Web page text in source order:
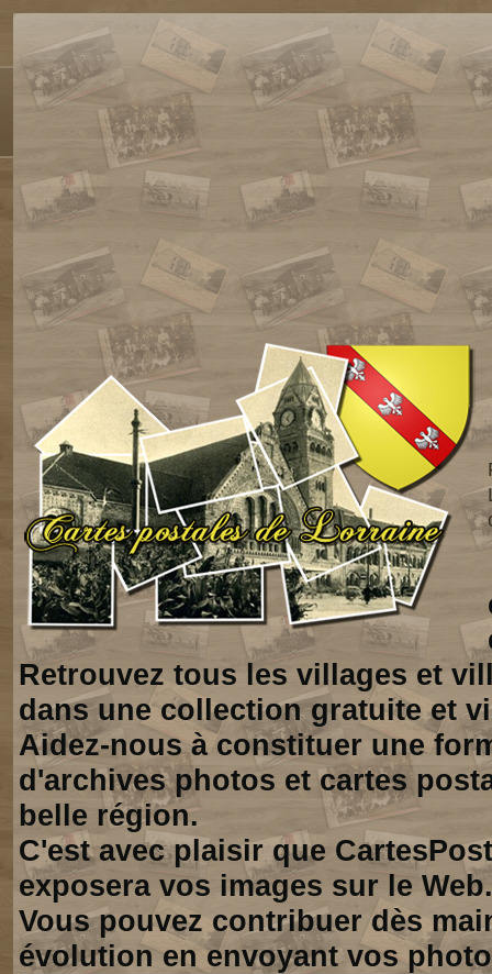
Retrouvez tous les villages et
dans une collection gratuite et
Aidez-nous à constituer une
d'archives photos et cartes
belle région.
C'est avec plaisir que
exposera vos images sur le Web.
Vous pouvez contribuer dès
évolution en envoyant vos